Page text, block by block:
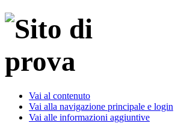
Vai al contenuto
Vai alla navigazione principale e login
Vai alle informazioni aggiuntive